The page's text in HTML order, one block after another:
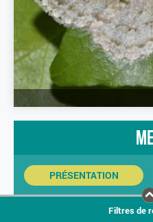
PRÉSENTATION
Filtres de